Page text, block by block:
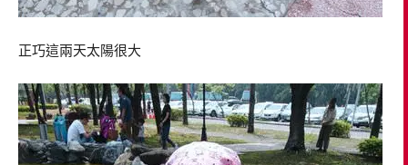
正巧這兩天太陽很大